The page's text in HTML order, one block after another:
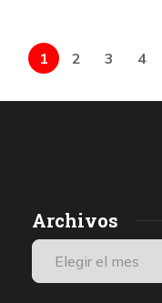
1 2 3 4
Archivos